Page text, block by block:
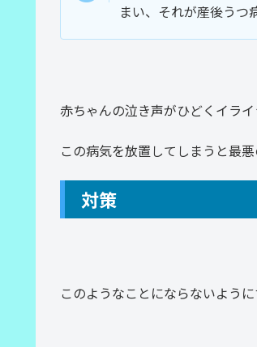
まい、それが産後うつ
赤ちゃんの泣き声がひどくイラ
この病気を放置してしまうと最
対策
このようなことにならないように